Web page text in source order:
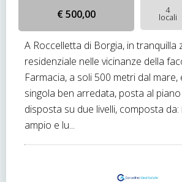
€ 500,00 4
locali
A Roccelletta di Borgia, in tranquilla
residenziale nelle vicinanze della
Farmacia, a soli 500 metri dal mare,
singola ben arredata, posta al
disposta su due livelli, composta
ampio e lu...